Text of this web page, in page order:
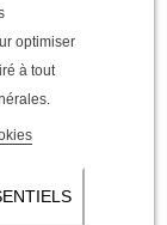
optimiser
à tout